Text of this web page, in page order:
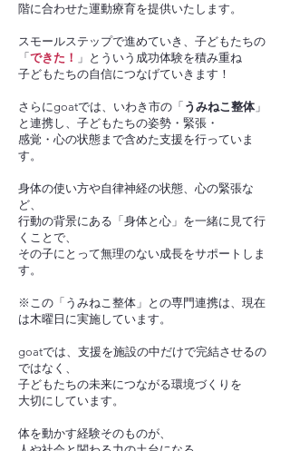
階に合わせた運動療育を提供いたします。
スモールステップで進めていき、子どもたちの
「できた！ 」とういう成功体験を積み重ね
​子どもたちの自信につなげていきます！
さらにgoatでは、いわき市の「 うみねこ整体」
と連携し、子どもたちの姿勢・緊張・
感覚・心の状態まで含めた支援を行っていま
す。
身体の使い方や自律神経の状態、心の緊張な
ど、
行動の背景にある「身体と心」を一緒に見て行
くことで、
その子にとって無理のない成長をサポートしま
す。
※この「うみねこ整体」との専門連携は、現在
は木曜日に実施しています。
goatでは、支援を施設の中だけで完結させるの
ではなく、
子どもたちの未来につながる環境づくりを
大切にしています。
体を動かす経験そのものが、